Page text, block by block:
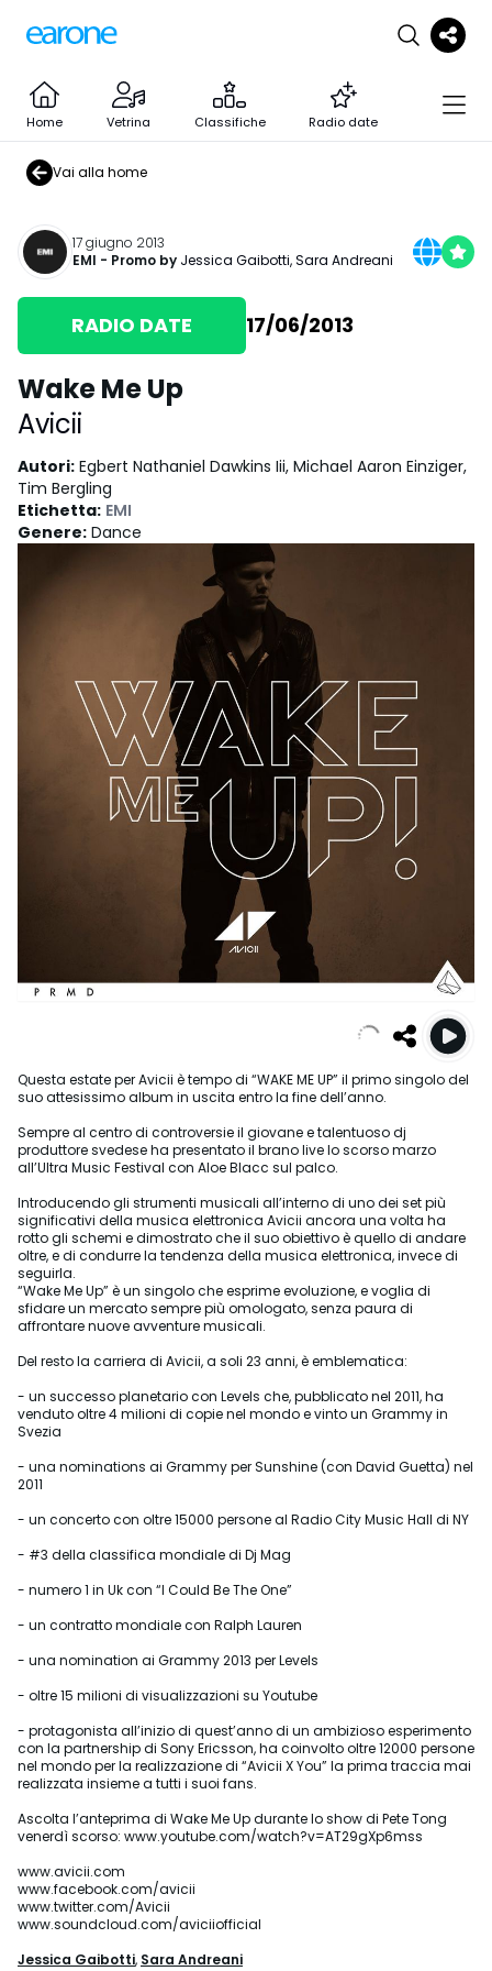
Home Vetrina Classifiche Radio date
Vai alla home
17 giugno 2013
EMI - Promo by Jessica Gaibotti,Sara Andreani
RADIO DATE 17/06/2013
Wake Me Up
Avicii
Autori: Egbert Nathaniel Dawkins Iii, Michael Aaron Einziger,
Tim Bergling
Etichetta: EMI
Genere: Dance
Questa estate per Avicii è tempo di “WAKE ME UP” il primo singolo del
suo attesissimo album in uscita entro la fine dell’anno.
Sempre al centro di controversie il giovane e talentuoso dj
produttore svedese ha presentato il brano live lo scorso marzo
all’Ultra Music Festival con Aloe Blacc sul palco.
Introducendo gli strumenti musicali all’interno di uno dei set più
significativi della musica elettronica Avicii ancora una volta ha
rotto gli schemi e dimostrato che il suo obiettivo è quello di andare
oltre, e di condurre la tendenza della musica elettronica, invece di
seguirla.
“Wake Me Up” è un singolo che esprime evoluzione, e voglia di
sfidare un mercato sempre più omologato, senza paura di
affrontare nuove avventure musicali.
Del resto la carriera di Avicii, a soli 23 anni, è emblematica:
- un successo planetario con Levels che, pubblicato nel 2011, ha
venduto oltre 4 milioni di copie nel mondo e vinto un Grammy in
Svezia
- una nominations ai Grammy per Sunshine (con David Guetta) nel
2011
- un concerto con oltre 15000 persone al Radio City Music Hall di NY
- #3 della classifica mondiale di Dj Mag
- numero 1 in Uk con “I Could Be The One”
- un contratto mondiale con Ralph Lauren
- una nomination ai Grammy 2013 per Levels
- oltre 15 milioni di visualizzazioni su Youtube
- protagonista all’inizio di quest’anno di un ambizioso esperimento
con la partnership di Sony Ericsson, ha coinvolto oltre 12000 persone
nel mondo per la realizzazione di “Avicii X You” la prima traccia mai
realizzata insieme a tutti i suoi fans.
Ascolta l’anteprima di Wake Me Up durante lo show di Pete Tong
venerdì scorso: www.youtube.com/watch?v=AT29gXp6mss
www.avicii.com
www.facebook.com/avicii
www.twitter.com/Avicii
www.soundcloud.com/aviciiofficial
Jessica Gaibotti, Sara Andreani